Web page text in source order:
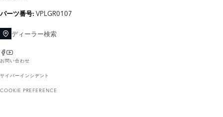
パーツ番号: VPLGR0107
ディーラー検索
お問い合わせ
サイバーインシデント
COOKIE PREFERENCE